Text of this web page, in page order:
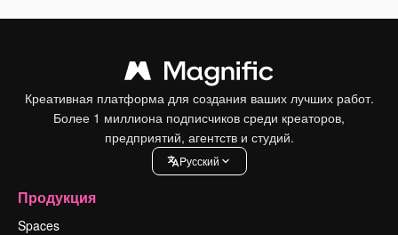
Креативная платформа для создания ваших лучших работ.
Более 1 миллиона подписчиков среди креаторов,
предприятий, агентств и студий.
Pусский
Продукция
Spaces